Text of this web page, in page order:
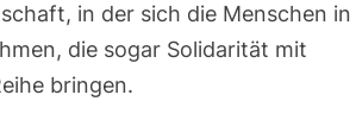
in der sich die Menschen in
die sogar Solidarität mit
bringen.